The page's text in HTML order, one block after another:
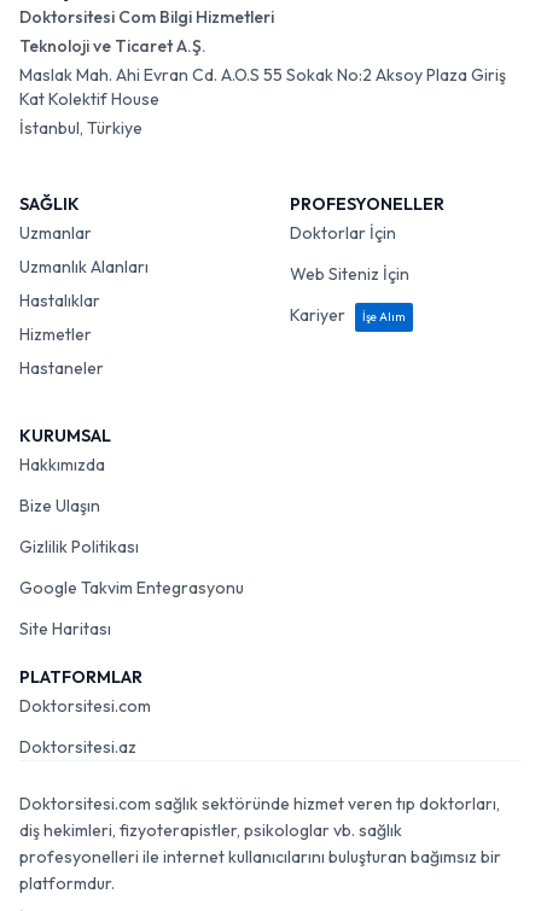
Doktorsitesi Com Bilgi Hizmetleri
Teknoloji ve Ticaret A.Ş.
Maslak Mah. Ahi Evran Cd. A.O.S 55 Sokak No:2 Aksoy Plaza Giriş
Kat Kolektif House
İstanbul, Türkiye
SAĞLIK
Uzmanlar
Uzmanlık Alanları
Hastalıklar
Hizmetler
Hastaneler
PROFESYONELLER
Doktorlar İçin
Web Siteniz İçin
Kariyer
İşe Alım
KURUMSAL
Hakkımızda
Bize Ulaşın
Gizlilik Politikası
Google Takvim Entegrasyonu
Site Haritası
PLATFORMLAR
Doktorsitesi.com
Doktorsitesi.az
Doktorsitesi.com sağlık sektöründe hizmet veren tıp doktorları,
diş hekimleri, fizyoterapistler, psikologlar vb. sağlık
profesyonelleri ile internet kullanıcılarını buluşturan bağımsız bir
platformdur.